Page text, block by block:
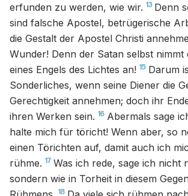
erfunden zu werden, wie wir. 13 Denn
sind falsche Apostel, betrügerische
die Gestalt der Apostel Christi
Wunder! Denn der Satan selbst nimmt
eines Engels des Lichtes an! 15 Darum
Sonderliches, wenn seine Diener die
Gerechtigkeit annehmen; doch ihr
ihren Werken sein. 16 Abermals sage
halte mich für töricht! Wenn aber, so
einen Törichten auf, damit auch ich
rühme. 17 Was ich rede, sage ich nicht
sondern wie in Torheit in diesem
18